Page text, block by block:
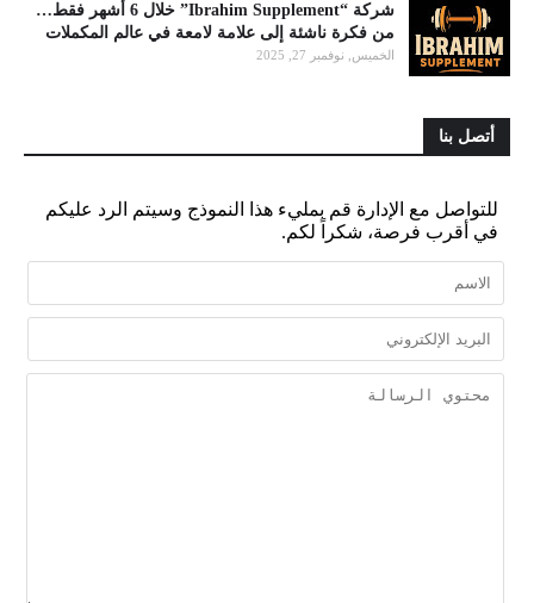
شركة “Ibrahim Supplement” خلال 6 أشهر فقط…
من فكرة ناشئة إلى علامة لامعة في عالم المكملات
الخميس, نوفمبر 27, 2025
أتصل بنا
للتواصل مع الإدارة قم بمليء هذا النموذج وسيتم الرد عليكم
في أقرب فرصة، شكراً لكم.